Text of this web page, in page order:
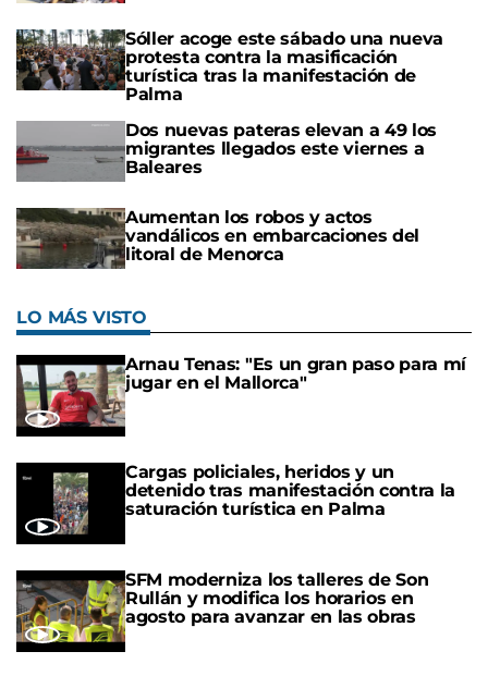
Sóller acoge este sábado una nueva
protesta contra la masificación
turística tras la manifestación de
Palma
Dos nuevas pateras elevan a 49 los
migrantes llegados este viernes a
Baleares
Aumentan los robos y actos
vandálicos en embarcaciones del
litoral de Menorca
LO MÁS VISTO
Arnau Tenas: "Es un gran paso para mí
jugar en el Mallorca"
Cargas policiales, heridos y un
detenido tras manifestación contra la
saturación turística en Palma
SFM moderniza los talleres de Son
Rullán y modifica los horarios en
agosto para avanzar en las obras